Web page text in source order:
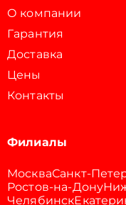
О компании
Гарантия
Доставка
Цены
Контакты
Филиалы
МоскваСанкт-
Ростов-на-Дону
Челябинск